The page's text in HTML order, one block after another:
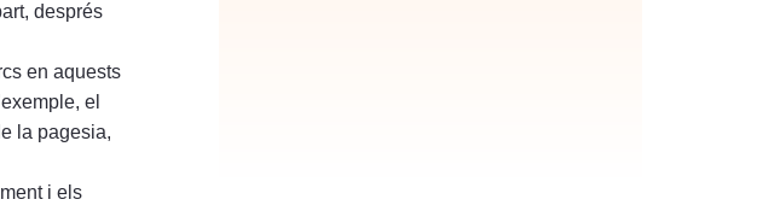
després
en aquests
el
la pagesia,
i els